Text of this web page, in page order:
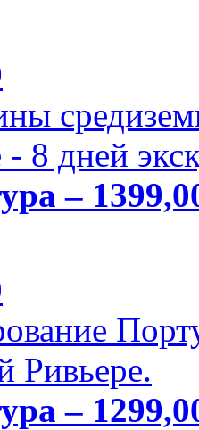
8 дней
–
Ривьере.
–